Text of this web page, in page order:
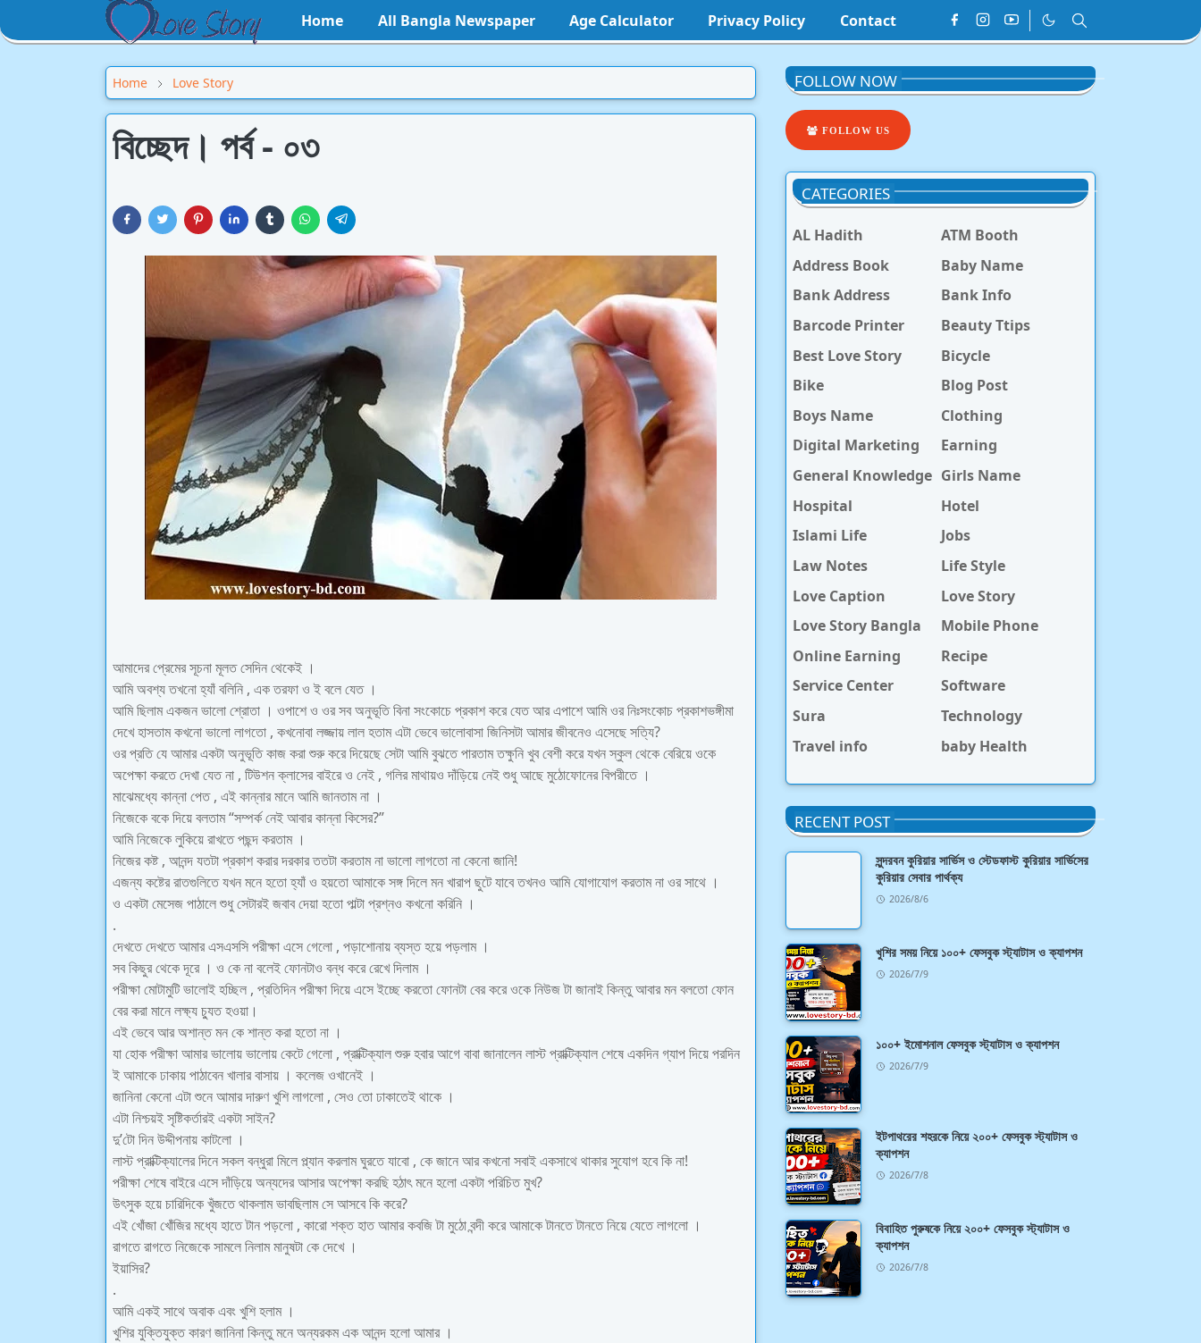
Home All Bangla Newspaper Age Calculator Privacy Policy Contact
Home Love Story
বিচ্ছেদ। পর্ব - ০৩
আমাদের প্রেমের সূচনা মূলত সেদিন থেকেই ।
আমি অবশ্য তখনো হ্যাঁ বলিনি , এক তরফা ও ই বলে যেত ।
আমি ছিলাম একজন ভালো শ্রোতা । ওপাশে ও ওর সব অনুভূতি বিনা সংকোচে প্রকাশ করে যেত আর এপাশে আমি ওর নিঃসংকোচ প্রকাশভঙ্গীমা
দেখে হাসতাম কখনো ভালো লাগতো , কখনোবা লজ্জায় লাল হতাম এটা ভেবে ভালোবাসা জিনিসটা আমার জীবনেও এসেছে সত্যি?
ওর প্রতি যে আমার একটা অনুভূতি কাজ করা শুরু করে দিয়েছে সেটা আমি বুঝতে পারতাম তক্ষুনি খুব বেশী করে যখন স্কুল থেকে বেরিয়ে ওকে
অপেক্ষা করতে দেখা যেত না , টিউশন ক্লাসের বাইরে ও নেই , গলির মাথায়ও দাঁড়িয়ে নেই শুধু আছে মুঠোফোনের বিপরীতে ।
মাঝেমধ্যে কান্না পেত , এই কান্নার মানে আমি জানতাম না ।
নিজেকে বকে দিয়ে বলতাম “সম্পর্ক নেই আবার কান্না কিসের?”
আমি নিজেকে লুকিয়ে রাখতে পছন্দ করতাম ।
নিজের কষ্ট , আনন্দ যতটা প্রকাশ করার দরকার ততটা করতাম না ভালো লাগতো না কেনো জানি!
এজন্য কষ্টের রাতগুলিতে যখন মনে হতো হ্যাঁ ও হয়তো আমাকে সঙ্গ দিলে মন খারাপ ছুটে যাবে তখনও আমি যোগাযোগ করতাম না ওর সাথে ।
ও একটা মেসেজ পাঠালে শুধু সেটারই জবাব দেয়া হতো পাল্টা প্রশ্নও কখনো করিনি ।
.
দেখতে দেখতে আমার এসএসসি পরীক্ষা এসে গেলো , পড়াশোনায় ব্যস্ত হয়ে পড়লাম ।
সব কিছুর থেকে দূরে । ও কে না বলেই ফোনটাও বন্ধ করে রেখে দিলাম ।
পরীক্ষা মোটামুটি ভালোই হচ্ছিল , প্রতিদিন পরীক্ষা দিয়ে এসে ইচ্ছে করতো ফোনটা বের করে ওকে নিউজ টা জানাই কিন্তু আবার মন বলতো ফোন
বের করা মানে লক্ষ্য চ্যুত হওয়া।
এই ভেবে আর অশান্ত মন কে শান্ত করা হতো না ।
যা হোক পরীক্ষা আমার ভালোয় ভালোয় কেটে গেলো , প্রাক্টিক্যাল শুরু হবার আগে বাবা জানালেন লাস্ট প্রাক্টিক্যাল শেষে একদিন গ্যাপ দিয়ে পরদিন
ই আমাকে ঢাকায় পাঠাবেন খালার বাসায় । কলেজ ওখানেই ।
জানিনা কেনো এটা শুনে আমার দারুণ খুশি লাগলো , সেও তো ঢাকাতেই থাকে ।
এটা নিশ্চয়ই সৃষ্টিকর্তারই একটা সাইন?
দু’টো দিন উদ্দীপনায় কাটলো ।
লাস্ট প্রাক্টিক্যালের দিনে সকল বন্ধুরা মিলে প্ল্যান করলাম ঘুরতে যাবো , কে জানে আর কখনো সবাই একসাথে থাকার সুযোগ হবে কি না!
পরীক্ষা শেষে বাইরে এসে দাঁড়িয়ে অন্যদের আসার অপেক্ষা করছি হঠাৎ মনে হলো একটা পরিচিত মুখ?
উৎসুক হয়ে চারিদিকে খুঁজতে থাকলাম ভাবছিলাম সে আসবে কি করে?
এই খোঁজা খোঁজির মধ্যে হাতে টান পড়লো , কারো শক্ত হাত আমার কবজি টা মুঠো বন্দী করে আমাকে টানতে টানতে নিয়ে যেতে লাগলো ।
রাগতে রাগতে নিজেকে সামলে নিলাম মানুষটা কে দেখে ।
ইয়াসির?
.
আমি একই সাথে অবাক এবং খুশি হলাম ।
খুশির যুক্তিযুক্ত কারণ জানিনা কিন্তু মনে অন্যরকম এক আনন্দ হলো আমার ।
FOLLOW NOW
FOLLOW US
CATEGORIES
AL Hadith
ATM Booth
Address Book
Baby Name
Bank Address
Bank Info
Barcode Printer
Beauty Ttips
Best Love Story
Bicycle
Bike
Blog Post
Boys Name
Clothing
Digital Marketing
Earning
General Knowledge Girls Name
Hospital
Hotel
Islami Life
Jobs
Law Notes
Life Style
Love Caption
Love Story
Love Story Bangla
Mobile Phone
Online Earning
Recipe
Service Center
Software
Sura
Technology
Travel info
baby Health
RECENT POST
সুন্দরবন কুরিয়ার সার্ভিস ও স্টেডফাস্ট কুরিয়ার সার্ভিসের
কুরিয়ার সেবার পার্থক্য
2026/8/6
খুশির সময় নিয়ে ১০০+ ফেসবুক স্ট্যাটাস ও ক্যাপশন
2026/7/9
১০০+ ইমোশনাল ফেসবুক স্ট্যাটাস ও ক্যাপশন
2026/7/9
ইটপাথরের শহরকে নিয়ে ২০০+ ফেসবুক স্ট্যাটাস ও
ক্যাপশন
2026/7/8
বিবাহিত পুরুষকে নিয়ে ২০০+ ফেসবুক স্ট্যাটাস ও
ক্যাপশন
2026/7/8